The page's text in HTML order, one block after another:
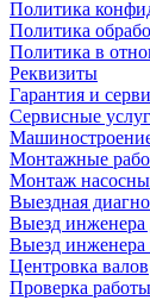
Политика
Политика
Политика в
Реквизиты
Гарантия и
Сервисные
Монтажные
Монтаж
Выездная
Выезд инженера
Выезд инженера
Центровка валов
Проверка